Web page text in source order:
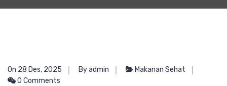
On 28 Des, 2025 By admin
Makanan Sehat
0 Comments